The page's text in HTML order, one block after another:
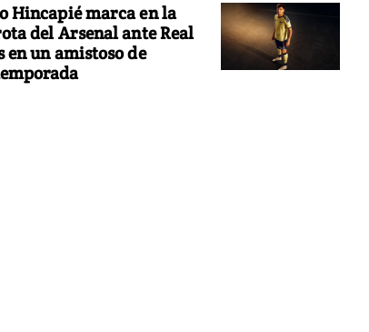
Hincapié marca en la
del Arsenal ante Real
en un amistoso de